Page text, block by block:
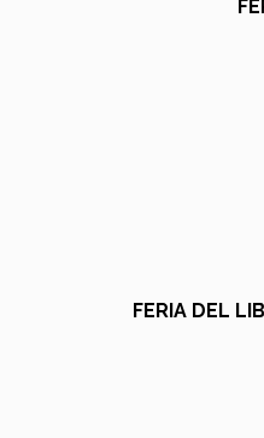
FERIA DEL